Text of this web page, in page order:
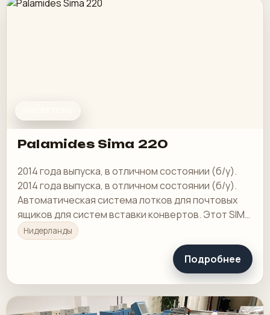
Palamides Sima 220
2014 года выпуска, в отличном состоянии (б/у).
2014 года выпуска, в отличном состоянии (б/у).
Автоматическая система лотков для почтовых
ящиков для систем вставки конвертов. Этот SIMA
220 был подключен к системе вставки Buhrs…
Нидерланды
Подробнее